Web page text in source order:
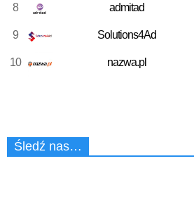
8 admitad
9 Solutions4Ad
10 nazwa.pl
Śledź nas…